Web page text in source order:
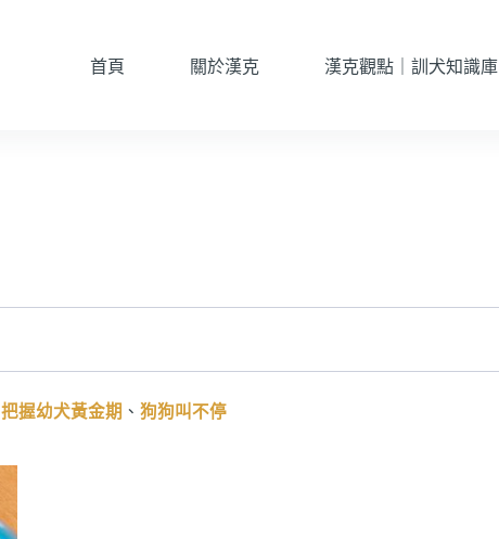
首頁 關於漢克 漢克觀點｜訓犬知識庫
把握幼犬黃金期 、 狗狗叫不停